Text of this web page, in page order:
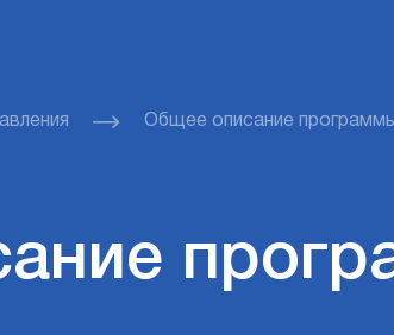
Общее описание